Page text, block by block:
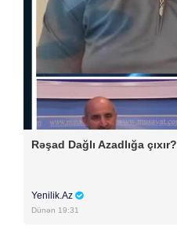
Rəşad Dağlı Azadlığa çıxır?
Yenilik.Az
Dünən 19:31